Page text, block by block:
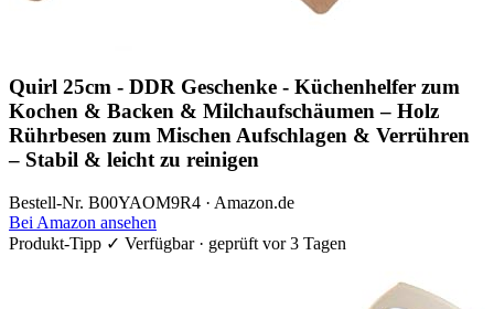
Quirl 25cm - DDR Geschenke - Küchenhelfer zum
Kochen & Backen & Milchaufschäumen – Holz
Rührbesen zum Mischen Aufschlagen & Verrühren
– Stabil & leicht zu reinigen
Bestell-Nr. B00YAOM9R4 · Amazon.de
Bei Amazon ansehen
Produkt-Tipp ✓ Verfügbar · geprüft vor 3 Tagen